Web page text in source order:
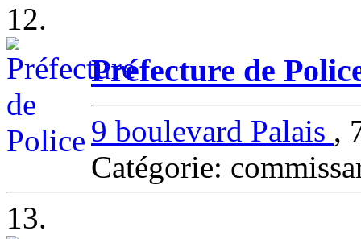
12.
Préfecture de
9 boulevard Palais ,
Catégorie:
13.